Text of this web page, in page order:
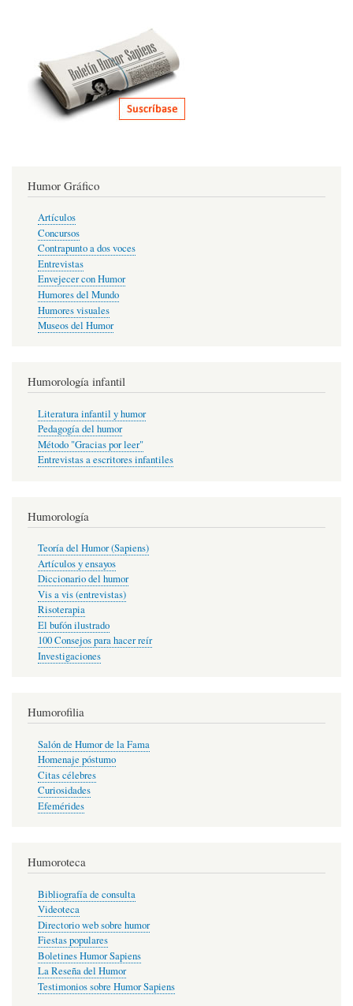
Humor Gráfico
Artículos
Concursos
Contrapunto a dos voces
Entrevistas
Envejecer con Humor
Humores del Mundo
Humores visuales
Museos del Humor
Humorología infantil
Literatura infantil y humor
Pedagogía del humor
Método "Gracias por leer"
Entrevistas a escritores infantiles
Humorología
Teoría del Humor (Sapiens)
Artículos y ensayos
Diccionario del humor
Vis a vis (entrevistas)
Risoterapia
El bufón ilustrado
100 Consejos para hacer reír
Investigaciones
Humorofilia
Salón de Humor de la Fama
Homenaje póstumo
Citas célebres
Curiosidades
Efemérides
Humoroteca
Bibliografía de consulta
Videoteca
Directorio web sobre humor
Fiestas populares
Boletines Humor Sapiens
La Reseña del Humor
Testimonios sobre Humor Sapiens